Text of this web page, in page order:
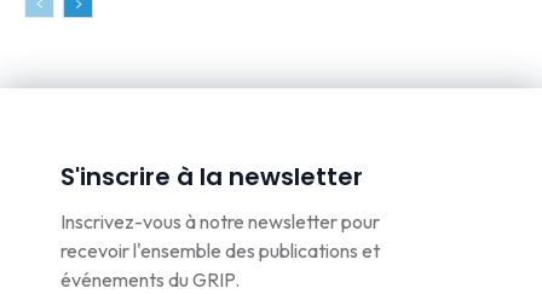
S'inscrire à la newsletter
Inscrivez-vous à notre newsletter pour
recevoir l'ensemble des publications et
événements du GRIP.